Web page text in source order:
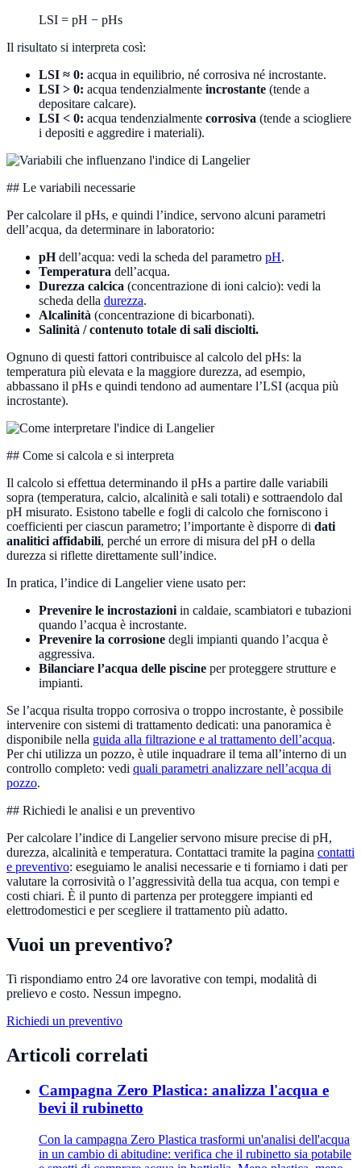
LSI = pH − pHs
Il risultato si interpreta così:
LSI ≈ 0: acqua in equilibrio, né corrosiva né incrostante.
LSI > 0: acqua tendenzialmente incrostante (tende a
depositare calcare).
LSI < 0: acqua tendenzialmente corrosiva (tende a sciogliere
i depositi e aggredire i materiali).
## Le variabili necessarie
Per calcolare il pHs, e quindi l’indice, servono alcuni parametri
dell’acqua, da determinare in laboratorio:
pHdell’acqua: vedi la scheda del parametro pH.
Temperatura dell’acqua.
Durezza calcica (concentrazione di ioni calcio): vedi la
scheda della durezza.
Alcalinità (concentrazione di bicarbonati).
Salinità / contenuto totale di sali disciolti.
Ognuno di questi fattori contribuisce al calcolo del pHs: la
temperatura più elevata e la maggiore durezza, ad esempio,
abbassano il pHs e quindi tendono ad aumentare l’LSI (acqua più
incrostante).
## Come si calcola e si interpreta
Il calcolo si effettua determinando il pHs a partire dalle variabili
sopra (temperatura, calcio, alcalinità e sali totali) e sottraendolo dal
pH misurato. Esistono tabelle e fogli di calcolo che forniscono i
coefficienti per ciascun parametro; l’importante è disporre di dati
analitici affidabili, perché un errore di misura del pH o della
durezza si riflette direttamente sull’indice.
In pratica, l’indice di Langelier viene usato per:
Prevenire le incrostazioni in caldaie, scambiatori e tubazioni
quando l’acqua è incrostante.
Prevenire la corrosione degli impianti quando l’acqua è
aggressiva.
Bilanciare l’acqua delle piscine per proteggere strutture e
impianti.
Se l’acqua risulta troppo corrosiva o troppo incrostante, è possibile
intervenire con sistemi di trattamento dedicati: una panoramica è
disponibile nella guida alla filtrazione e al trattamento dell’acqua.
Per chi utilizza un pozzo, è utile inquadrare il tema all’interno di un
controllo completo: vedi quali parametri analizzare nell’acqua di
pozzo.
## Richiedi le analisi e un preventivo
Per calcolare l’indice di Langelier servono misure precise di pH,
durezza, alcalinità e temperatura. Contattaci tramite la pagina contatti
e preventivo: eseguiamo le analisi necessarie e ti forniamo i dati per
valutare la corrosività o l’aggressività della tua acqua, con tempi e
costi chiari. È il punto di partenza per proteggere impianti ed
elettrodomestici e per scegliere il trattamento più adatto.
Vuoi un preventivo?
Ti rispondiamo entro 24 ore lavorative con tempi, modalità di
prelievo e costo. Nessun impegno.
Richiedi un preventivo
Articoli correlati
Campagna Zero Plastica: analizza l'acqua e
bevi il rubinetto
Con la campagna Zero Plastica trasformi un'analisi dell'acqua
in un cambio di abitudine: verifica che il rubinetto sia potabile